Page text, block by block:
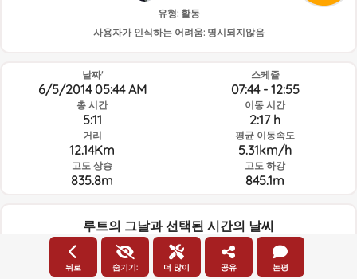
유형: 활동
사용자가 인식하는 어려움: 명시되지않음
날짜'
6/5/2014 05:44 AM
총 시간
5:11
거리
12.14Km
고도 상승
835.8m
스케쥴
07:44 - 12:55
이동 시간
2:17 h
평균 이동속도
5.31km/h
고도 하강
845.1m
루트의 그날과 선택된 시간의 날씨
05:00
뒤로 숨기기: 더 많이 공유 논평